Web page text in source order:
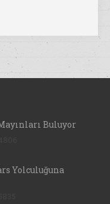
Buluyor
Yolculuğuna